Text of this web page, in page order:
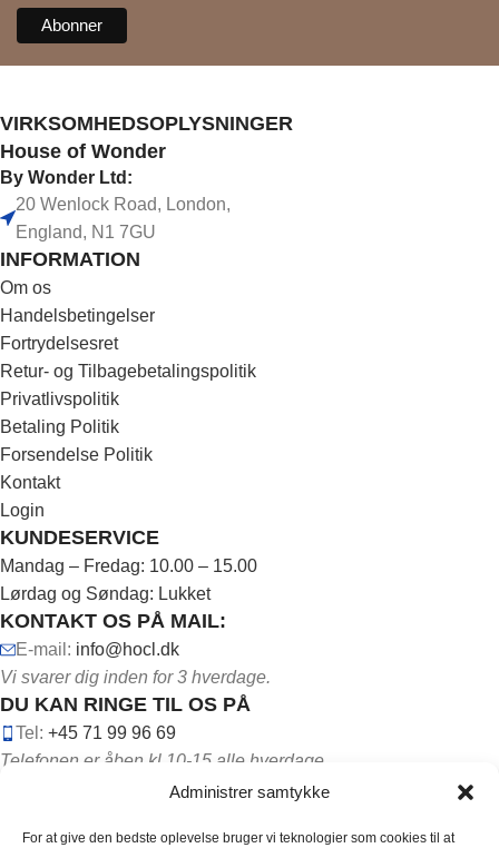
Administrer samtykke
For at give den bedste oplevelse bruger vi teknologier som cookies til at
VIRKSOMHEDSOPLYSNINGER
House of Wonder
By Wonder Ltd:
20 Wenlock Road, London,
England, N1 7GU
INFORMATION
Om os
Handelsbetingelser
Fortrydelsesret
Retur- og Tilbagebetalingspolitik
Privatlivspolitik
Betaling Politik
Forsendelse Politik
Kontakt
Login
KUNDESERVICE
Mandag – Fredag: 10.00 – 15.00
Lørdag og Søndag: Lukket
KONTAKT OS PÅ MAIL:
E-mail: info@hocl.dk
Vi svarer dig inden for 3 hverdage.
DU KAN RINGE TIL OS PÅ
Tel: +45 71 99 96 69
Telefonen er åben kl.10-15 alle hverdage.